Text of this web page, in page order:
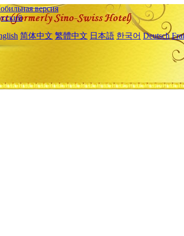
версия
简体中文 繁體中文 日本語 한국어 Deutsch